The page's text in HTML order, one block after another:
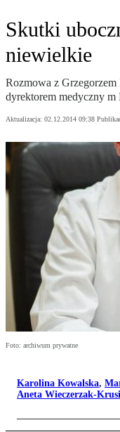
Skutki
niewielkie
Rozmowa z
dyrektorem medyczny
Aktualizacja: 02.12.2014 09:38
Foto: archiwum prywatne
Karolina Kowalska,
Aneta Wieczerzak-